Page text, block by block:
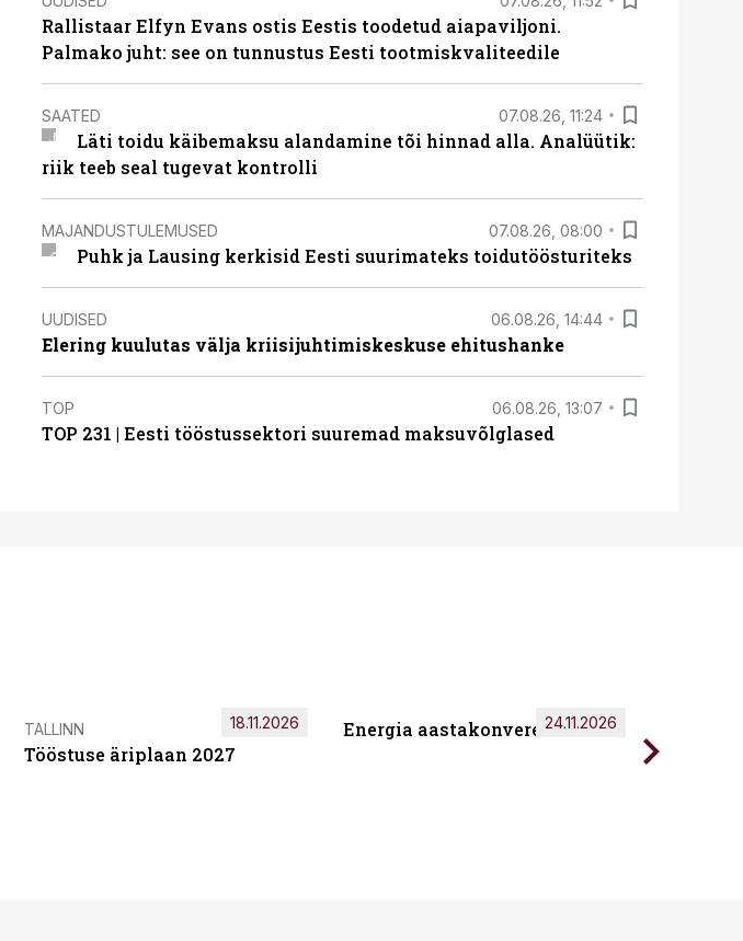
Rallistaar Elfyn Evans ostis Eestis toodetud aiapaviljoni.
Palmako juht: see on tunnustus Eesti tootmiskvaliteedile
SAATED 07.08.26, 11:24
Läti toidu käibemaksu alandamine tõi hinnad alla. Analüütik:
riik teeb seal tugevat kontrolli
MAJANDUSTULEMUSED 07.08.26, 08:00
Puhk ja Lausing kerkisid Eesti suurimateks toidutöösturiteks
UUDISED 06.08.26, 14:44
Elering kuulutas välja kriisijuhtimiskeskuse ehitushanke
TOP 06.08.26, 13:07
TOP 231 | Eesti tööstussektori suuremad maksuvõlglased
TALLINN
Tööstuse äriplaan 2027
18.11.2026 Energia aastakonverents 2026
24.11.2026